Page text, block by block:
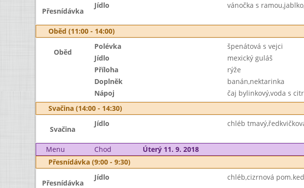
Přesnídávka
Jídlo vánočka s
Oběd (11:00 - 14:00)
Oběd
Polévka špenátová s vejci
Jídlo
mexický guláš
Příloha
rýže
Doplněk
banán,nektarinka
Nápoj
čaj bylinkový,voda s
Svačina (14:00 - 14:30)
Svačina
Jídlo chléb
Menu Chod Úterý 11. 9. 2018
Přesnídávka (9:00 - 9:30)
Přesnídávka
Jídlo chléb,cizrnová